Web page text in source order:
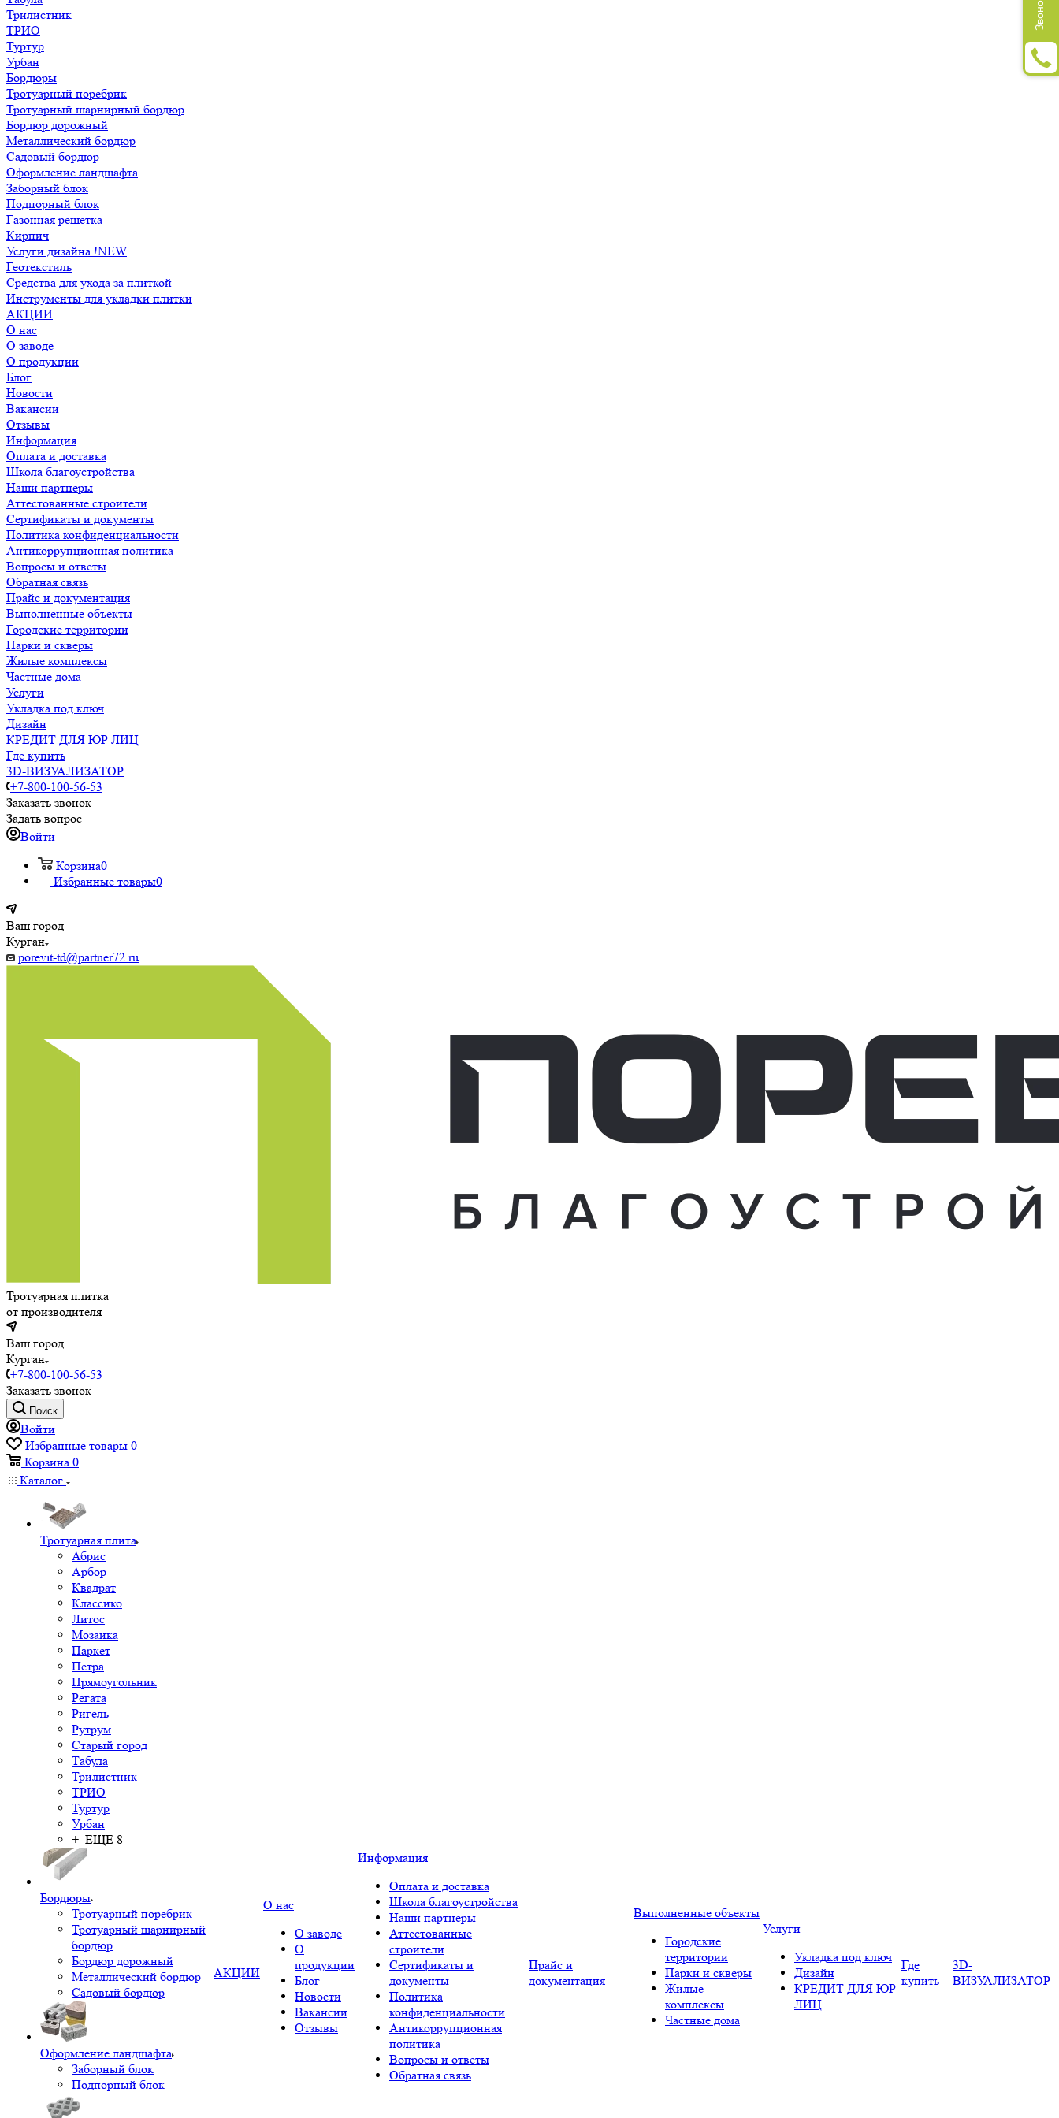
Трилистник
ТРИО
Туртур
Урбан
Бордюры
Тротуарный поребрик
Тротуарный шарнирный бордюр
Бордюр дорожный
Металлический бордюр
Садовый бордюр
Оформление ландшафта
Заборный блок
Подпорный блок
Газонная решетка
Кирпич
Услуги дизайна !NEW
Геотекстиль
Средства для ухода за плиткой
Инструменты для укладки плитки
АКЦИИ
О нас
О заводе
О продукции
Блог
Новости
Вакансии
Отзывы
Информация
Оплата и доставка
Школа благоустройства
Наши партнёры
Аттестованные строители
Сертификаты и документы
Политика конфиденциальности
Антикоррупционная политика
Вопросы и ответы
Обратная связь
Прайс и документация
Выполненные объекты
Городские территории
Парки и скверы
Жилые комплексы
Частные дома
Услуги
Укладка под ключ
Дизайн
КРЕДИТ ДЛЯ ЮР ЛИЦ
Где купить
3D-ВИЗУАЛИЗАТОР
+7-800-100-56-53
Заказать звонок
Задать вопрос
Войти
Корзина0
Избранные товары0
Ваш город
Курган
porevit-td@partner72.ru
Тротуарная плитка
от производителя
Ваш город
Курган
+7-800-100-56-53
Заказать звонок
Поиск
Войти
Избранные товары 0
Корзина 0
Каталог
Тротуарная плита
Абрис
Арбор
Квадрат
Классико
Литос
Мозаика
Паркет
Петра
Прямоугольник
Регата
Ригель
Рутрум
Старый город
Табула
Трилистник
ТРИО
Туртур
Урбан
+ ЕЩЕ 8
Бордюры
Тротуарный поребрик
Тротуарный шарнирный
бордюр
Бордюр дорожный
Металлический бордюр
Садовый бордюр
Оформление ландшафта
Заборный блок
Подпорный блок
АКЦИИ
О нас
О заводе
О
продукции
Блог
Новости
Вакансии
Отзывы
Информация
Оплата и доставка
Школа благоустройства
Наши партнёры
Аттестованные
строители
Сертификаты и
документы
Политика
конфиденциальности
Антикоррупционная
политика
Вопросы и ответы
Обратная связь
Прайс и
документация
Выполненные объекты
Городские
территории
Парки и скверы
Жилые
комплексы
Частные дома
Услуги
Укладка под ключ
Дизайн
КРЕДИТ ДЛЯ ЮР
ЛИЦ
Где
купить
3D-
ВИЗУАЛИЗАТОР